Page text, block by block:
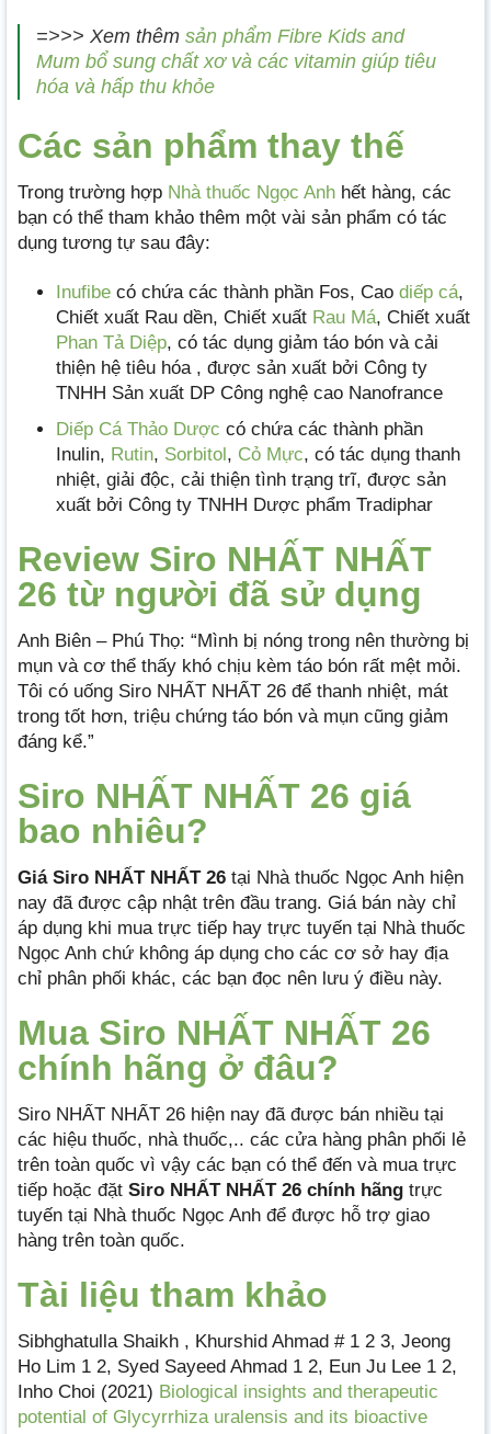
=>>> Xem thêm sản phẩm Fibre Kids and
Mum bổ sung chất xơ và các vitamin giúp tiêu
hóa và hấp thu khỏe
Các sản phẩm thay thế
Trong trường hợp Nhà thuốc Ngọc Anh hết hàng, các
bạn có thể tham khảo thêm một vài sản phẩm có tác
dụng tương tự sau đây:
Inufibe có chứa các thành phần Fos, Cao diếp cá,
Chiết xuất Rau dền, Chiết xuất Rau Má, Chiết xuất
Phan Tả Diệp, có tác dụng giảm táo bón và cải
thiện hệ tiêu hóa , được sản xuất bởi Công ty
TNHH Sản xuất DP Công nghệ cao Nanofrance
Diếp Cá Thảo Dược có chứa các thành phần
Inulin, Rutin, Sorbitol, Cỏ Mực, có tác dụng thanh
nhiệt, giải độc, cải thiện tình trạng trĩ, được sản
xuất bởi Công ty TNHH Dược phẩm Tradiphar
Review Siro NHẤT NHẤT
26 từ người đã sử dụng
Anh Biên – Phú Thọ: “Mình bị nóng trong nên thường bị
mụn và cơ thể thấy khó chịu kèm táo bón rất mệt mỏi.
Tôi có uống Siro NHẤT NHẤT 26 để thanh nhiệt, mát
trong tốt hơn, triệu chứng táo bón và mụn cũng giảm
đáng kể.”
Siro NHẤT NHẤT 26 giá
bao nhiêu?
Giá Siro NHẤT NHẤT 26 tại Nhà thuốc Ngọc Anh hiện
nay đã được cập nhật trên đầu trang. Giá bán này chỉ
áp dụng khi mua trực tiếp hay trực tuyến tại Nhà thuốc
Ngọc Anh chứ không áp dụng cho các cơ sở hay địa
chỉ phân phối khác, các bạn đọc nên lưu ý điều này.
Mua Siro NHẤT NHẤT 26
chính hãng ở đâu?
Siro NHẤT NHẤT 26 hiện nay đã được bán nhiều tại
các hiệu thuốc, nhà thuốc,.. các cửa hàng phân phối lẻ
trên toàn quốc vì vậy các bạn có thể đến và mua trực
tiếp hoặc đặt Siro NHẤT NHẤT 26 chính hãng trực
tuyến tại Nhà thuốc Ngọc Anh để được hỗ trợ giao
hàng trên toàn quốc.
Tài liệu tham khảo
Sibhghatulla Shaikh , Khurshid Ahmad # 1 2 3, Jeong
Ho Lim 1 2, Syed Sayeed Ahmad 1 2, Eun Ju Lee 1 2,
Inho Choi (2021) Biological insights and therapeutic
potential of Glycyrrhiza uralensis and its bioactive